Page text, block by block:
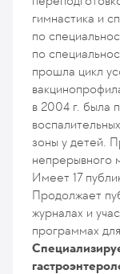
гимнастика и
по
по
прошла цикл
в 2004 г. была
зоны у детей.
непрерывного
Имеет 17
Продолжает
журналах и
программах